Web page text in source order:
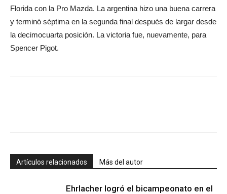
Florida con la Pro Mazda. La argentina hizo una buena carrera
y terminó séptima en la segunda final después de largar desde
la decimocuarta posición. La victoria fue, nuevamente, para
Spencer Pigot.
Artículos relacionados Más del autor
Ehrlacher logró el bicampeonato en el